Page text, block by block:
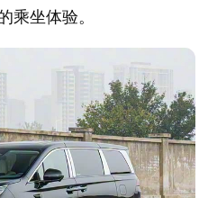
乘坐体验。